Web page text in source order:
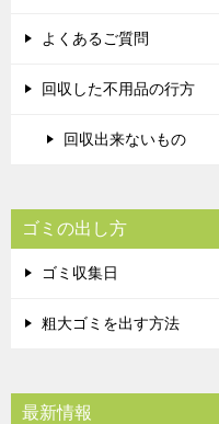
よくあるご質問
回収した不用品の行方
回収出来ないもの
ゴミの出し方
ゴミ収集日
粗大ゴミを出す方法
最新情報